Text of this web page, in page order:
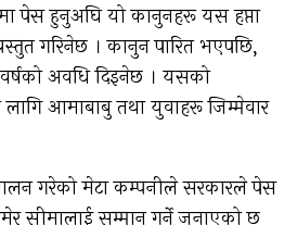
पेस हुनुअघि यो कानुनहरू यस हप्ता
गरिनेछ । कानुन पारित भएपछि,
अवधि दिइनेछ । यसको
लागि आमाबाबु तथा युवाहरू जिम्मेवार
गरेको मेटा कम्पनीले सरकारले पेस
सीमालाई सम्मान गर्ने जनाएको छ